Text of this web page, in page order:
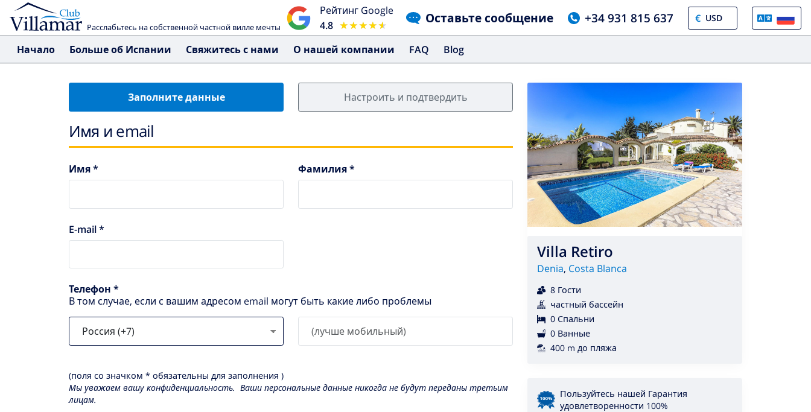
Расслабьтесь на собственной частной вилле мечты
Рейтинг Google
4.8 ★★★★★
★★★★★ Оставьте сообщение +34 931 815 637 €
Начало Больше об Испании Свяжитесь с нами О нашей компании FAQ Blog
Заполните данные Настроить и подтвердить
Имя и email
Имя * Фамилия *
E-mail *
Телефон *
В том случае, если с вашим адресом email могут быть какие либо проблемы
(поля со значком * обязательны для заполнения )
Мы уважаем вашу конфиденциальность. Ваши персональные данные никогда не будут переданы третьим
лицам.
Villa Retiro
Denia, Costa Blanca
8 Гости
частный бассейн
0 Спальни
0 Ванные
400 m до пляжа
Пользуйтесь нашей Гарантия
удовлетворенности 100%